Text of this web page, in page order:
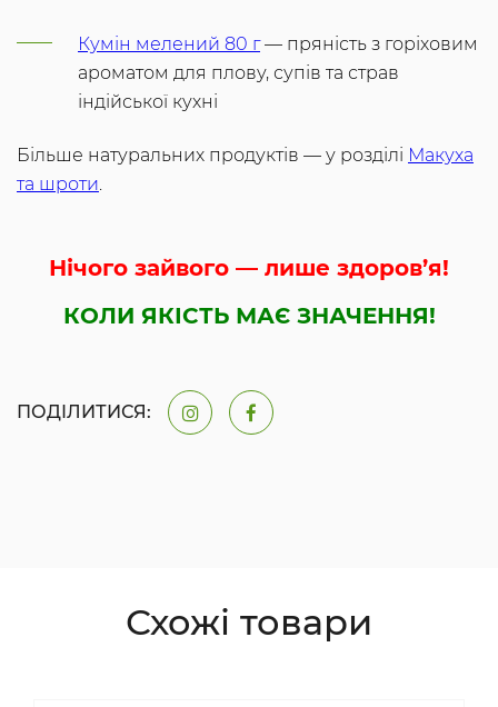
Кумін мелений 80 г— пряність з горіховим
ароматом для плову, супів та страв
індійської кухні
Більше натуральних продуктів — у розділі Макуха
та шроти.
Нічого зайвого — лише здоров’я!
КОЛИ ЯКІСТЬ МАЄ ЗНАЧЕННЯ!
ПОДІЛИТИСЯ:
Схожі товари